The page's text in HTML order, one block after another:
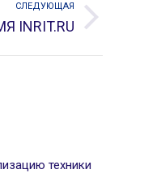
СЛЕДУЮЩАЯ
INRIT.RU
техники